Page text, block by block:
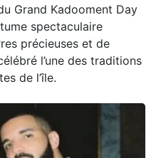
Grand Kadooment Day
spectaculaire
précieuses et de
l’une des traditions
de l’île.